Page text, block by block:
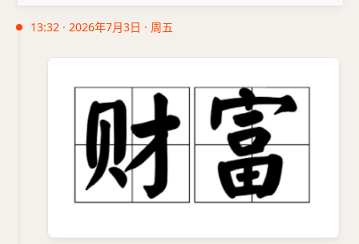
13:32 · 2026年7月3日 · 周五